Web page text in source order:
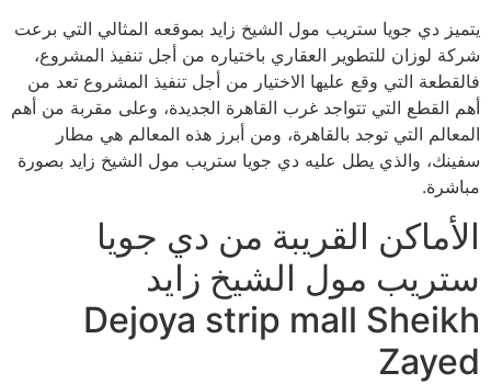
يتميز دي جويا ستريب مول الشيخ زايد بموقعه المثالي التي برعت
شركة لوزان للتطوير العقاري باختياره من أجل تنفيذ المشروع،
فالقطعة التي وقع عليها الاختيار من أجل تنفيذ المشروع تعد من
أهم القطع التي تتواجد غرب القاهرة الجديدة، وعلى مقربة من أهم
المعالم التي توجد بالقاهرة، ومن أبرز هذه المعالم هي مطار
سفينك، والذي يطل عليه دي جويا ستريب مول الشيخ زايد بصورة
مباشرة.
الأماكن القريبة من دي جويا
ستريب مول الشيخ زايد
Dejoya strip mall Sheikh
Zayed